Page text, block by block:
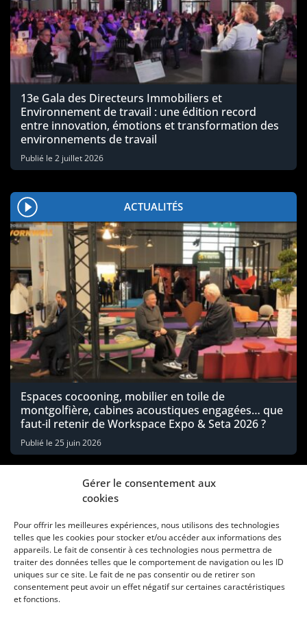
Gérer le consentement aux
cookies
Pour offrir les meilleures expériences, nous utilisons des technologies
telles que les cookies pour stocker et/ou accéder aux informations des
appareils. Le fait de consentir à ces technologies nous permettra de
traiter des données telles que le comportement de navigation ou les ID
uniques sur ce site. Le fait de ne pas consentir ou de retirer son
consentement peut avoir un effet négatif sur certaines caractéristiques
et fonctions.
13e Gala des Directeurs Immobiliers et
Environnement de travail : une édition record
entre innovation, émotions et transformation des
environnements de travail
Publié le 2 juillet 2026
ACTUALITÉS
Espaces cocooning, mobilier en toile de
montgolfière, cabines acoustiques engagées… que
faut-il retenir de Workspace Expo & Seta 2026 ?
Publié le 25 juin 2026
Une marque d’Agora Médias, éditeur de presse